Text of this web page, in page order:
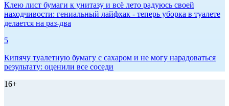
Клею лист бумаги к унитазу и всё лето радуюсь своей
находчивости: гениальный лайфхак - теперь уборка в туалете
делается на раз-два
5
Кипячу туалетную бумагу с сахаром и не могу нарадоваться
результату: оценили все соседи
16+